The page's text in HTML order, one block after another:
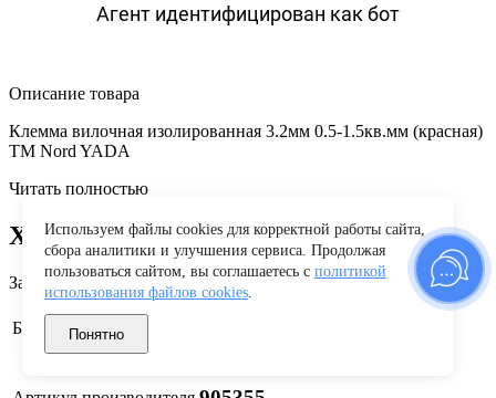
Агент идентифицирован как бот
Описание товара
Клемма вилочная изолированная 3.2мм 0.5-1.5кв.мм (красная)
TM Nord YADA
Читать полностью
Характеристики
Заводские данные
Бренд
Используем файлы cookies для корректной работы сайта,
сбора аналитики и улучшения сервиса. Продолжая
пользоваться сайтом, вы соглашаетесь с политикой
использования файлов cookies.
Понятно